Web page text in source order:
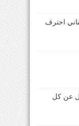
احترف
عن كل